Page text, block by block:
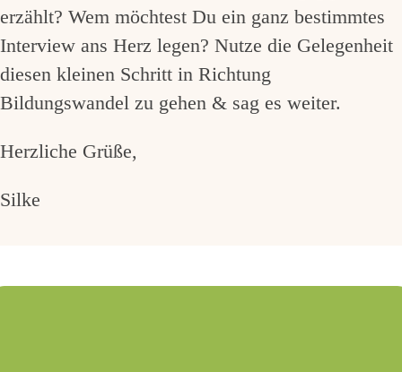
erzählt? Wem möchtest Du ein ganz bestimmtes
Interview ans Herz legen? Nutze die Gelegenheit
diesen kleinen Schritt in Richtung
Bildungswandel zu gehen & sag es weiter.
Herzliche Grüße,
Silke